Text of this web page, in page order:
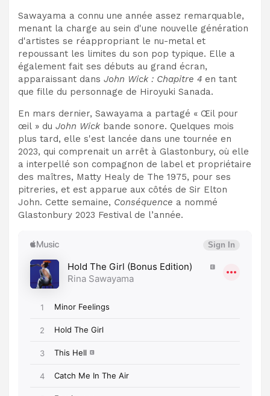
Sawayama a connu une année assez remarquable,
menant la charge au sein d'une nouvelle génération
d'artistes se réappropriant le nu-metal et
repoussant les limites du son pop typique. Elle a
également fait ses débuts au grand écran,
apparaissant dans John Wick : Chapitre 4 en tant
que fille du personnage de Hiroyuki Sanada.
En mars dernier, Sawayama a partagé « Œil pour
œil » du John Wick bande sonore. Quelques mois
plus tard, elle s'est lancée dans une tournée en
2023, qui comprenait un arrêt à Glastonbury, où elle
a interpellé son compagnon de label et propriétaire
des maîtres, Matty Healy de The 1975, pour ses
pitreries, et est apparue aux côtés de Sir Elton
John. Cette semaine, Conséquence a nommé
Glastonbury 2023 Festival de l’année.